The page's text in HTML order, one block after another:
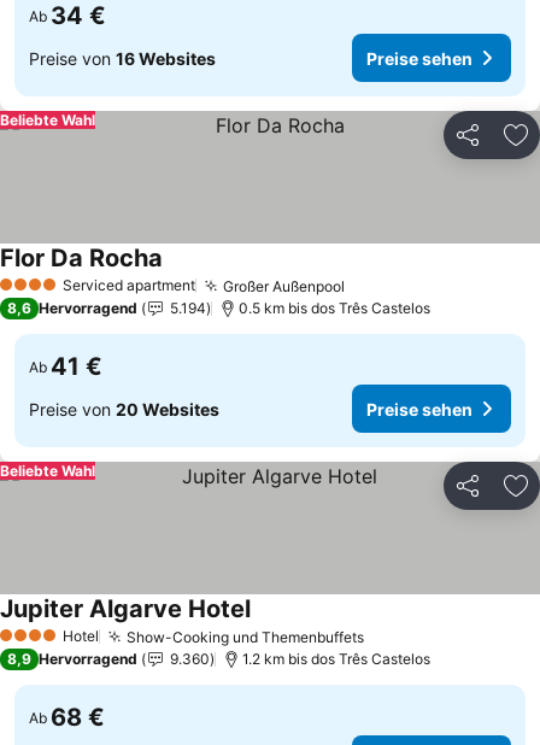
Ab 34 €
Preise von 16 Websites Preise sehen
Teilen
Beliebte Wahl
4 Sterne Serviced apartment Großer Außenpool
Flor Da Rocha
8,6 Hervorragend 5.194 0.5 km bis dos Três Castelos
Ab 41 €
Preise von 20 Websites Preise sehen
Teilen
Beliebte Wahl
4 Sterne Hotel Show-Cooking und ThemenbuffetsPreise sehen
Jupiter Algarve HotelPreise sehen
8,9 Hervorragend 9.360 1.2 km bis dos Três Castelos
Ab 68 €